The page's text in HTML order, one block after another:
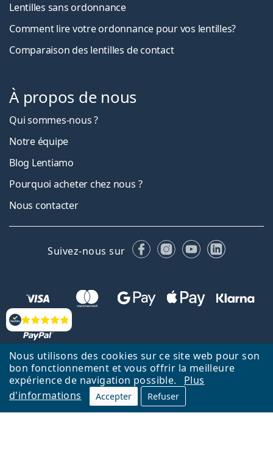
Nous utilisons des cookies sur ce site web pour son
bon fonctionnement et vous offrir la meilleure
expérience de navigation possible.
Plus
d'informations
Accepter Refuser
Évaluation
Lentilles sans ordonnance
Comment lire votre ordonnance pour vos lentilles?
Comparaison des lentilles de contact
À propos de nous
Qui sommes-nous ?
Notre équipe
Blog Lentiamo
Pourquoi acheter chez nous ?
Nous contacter
Suivez-nous sur FacebookInstagram
YouTubeLinkedIn
Retour à la page d'accueil
Haut
Lentiamo.fr est géré et exploité par Lentiamo s.r.o., République
Un service en ligne pour vous depuis 18 ans.